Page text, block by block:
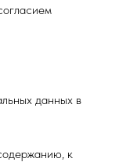
данных в
к